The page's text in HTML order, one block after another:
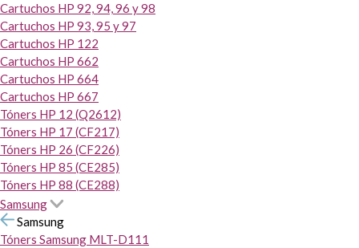
Cartuchos HP 92, 94, 96 y 98
Cartuchos HP 93, 95 y 97
Cartuchos HP 122
Cartuchos HP 662
Cartuchos HP 664
Cartuchos HP 667
Tóners HP 12 (Q2612)
Tóners HP 17 (CF217)
Tóners HP 26 (CF226)
Tóners HP 85 (CE285)
Tóners HP 88 (CE288)
Samsung
Samsung
Tóners Samsung MLT-D111